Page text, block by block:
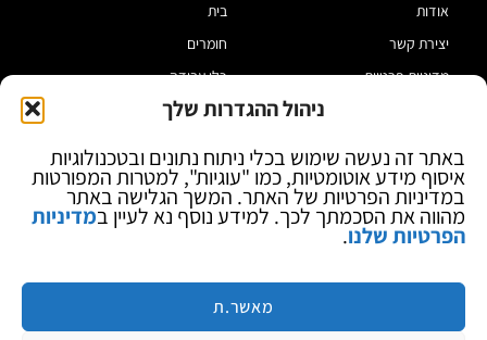
ניהול ההגדרות שלך
באתר זה נעשה שימוש בכלי ניתוח נתונים ובטכנולוגיות
איסוף מידע אוטומטיות, כמו "עוגיות", למטרות המפורטות
במדיניות הפרטיות של האתר. המשך הגלישה באתר
מהווה את הסכמתך לכך. למידע נוסף נא לעיין במדיניות
הפרטיות שלנו.
מאשר.ת
אודות
יצירת קשר
מדיניות פרטיות
בלוג
בית
חומרים
כלי עבודה
מוצרי הלחמה
ספקי כח ומודדים
ציוד אופטי להגדלה
מותגים